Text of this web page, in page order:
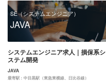
SE（システムエンジニア）
JAVA
システムエンジニア求人｜損保系シ
ステム開発
JAVA
最寄駅 : 中目黒駅（東急東横線、日比谷線）